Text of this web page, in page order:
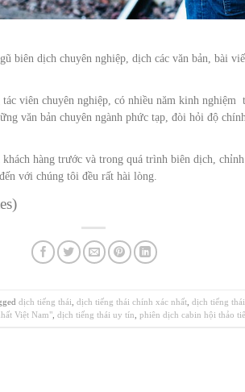
biên dịch chuyên nghiệp, dịch các văn bản, bài
viên chuyên nghiệp, có nhiều năm kinh nghiệm
văn bản chuyên ngành phức tạp, đòi hỏi độ
hàng trước và trong quá trình biên dịch,
với chúng tôi đều rất hài lòng.
dịch tiếng thái ,dịch tiếng thái chính xác nhất ,dịch tiếng
Việt Nam" ,dịch tiếng thái uy tín ,phiên dịch cabin hội thảo